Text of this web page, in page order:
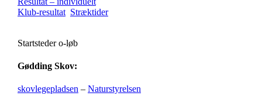
Klub-resultat Stræktider
Startsteder o-løb
Gødding Skov:
skovlegepladsen – Naturstyrelsen